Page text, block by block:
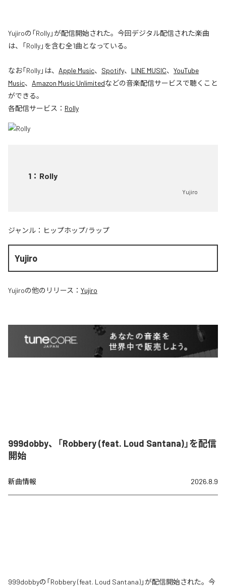
Yujiroの「Rolly」が配信開始された。今回デジタル配信された楽曲
は、「Rolly」を含む全1曲となっている。
なお「Rolly」は、 Apple Music、 Spotify、 LINE MUSIC、 YouTube
Music、 Amazon Music Unlimitedなどの音楽配信サービスで聴くこと
ができる。
各配信サービス： Rolly
1 ： Rolly
Yujiro
ジャンル： ヒップホップ/ラップ
Yujiro
Yujiroの他のリリース： Yujiro
999dobby、「Robbery (feat. Loud Santana)」を配信
開始
新曲情報 2026.8.9
999dobbyの「Robbery (feat. Loud Santana)」が配信開始された。今